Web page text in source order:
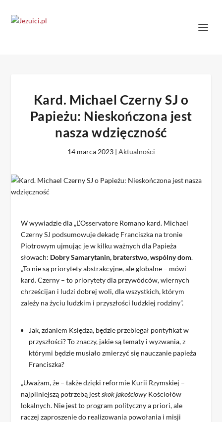
Kard. Michael Czerny SJ o
Papieżu: Nieskończona jest
nasza wdzięczność
14 marca 2023| Aktualności
W wywiadzie dla „L’Osservatore Romano kard. Michael
Czerny SJ podsumowuje dekadę Franciszka na tronie
Piotrowym ujmując je w kilku ważnych dla Papieża
słowach: Dobry Samarytanin, braterstwo, wspólny dom.
„To nie są priorytety abstrakcyjne, ale globalne – mówi
kard. Czerny – to priorytety dla przywódców, wiernych
chrześcijan i ludzi dobrej woli, dla wszystkich, którym
zależy na życiu ludzkim i przyszłości ludzkiej rodziny”.
Jak, zdaniem Księdza, będzie przebiegał pontyfikat w
przyszłości? To znaczy, jakie są tematy i wyzwania, z
którymi będzie musiało zmierzyć się nauczanie papieża
Franciszka?
„Uważam, że – także dzięki reformie Kurii Rzymskiej –
najpilniejszą potrzebą jestskok jakościowy Kościołów
lokalnych. Nie jest to program polityczny a priori, ale
raczej zaproszenie do realizowania powołania i misji